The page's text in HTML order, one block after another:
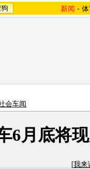
新闻 -
会车闻
6月底将
[我来